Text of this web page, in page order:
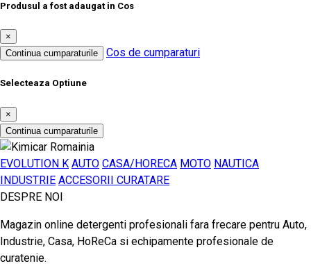
Produsul a fost adaugat in Cos
×
Continua cumparaturile
Cos de cumparaturi
Selecteaza Optiune
×
Continua cumparaturile
EVOLUTION K AUTO CASA/HORECA MOTO NAUTICA
INDUSTRIE ACCESORII CURATARE
DESPRE NOI
Magazin online detergenti profesionali fara frecare pentru Auto,
Industrie, Casa, HoReCa si echipamente profesionale de
curatenie.